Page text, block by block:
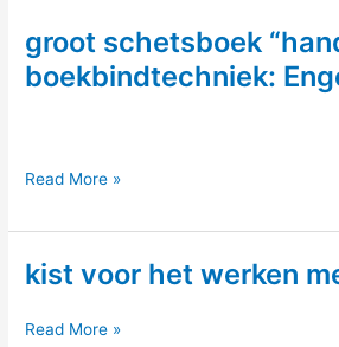
groot schetsboek
boekbindtechniek:
groot
“hand-
boekbindtechniek:
band”
Read More »
kist voor het werken
kist
Read More »